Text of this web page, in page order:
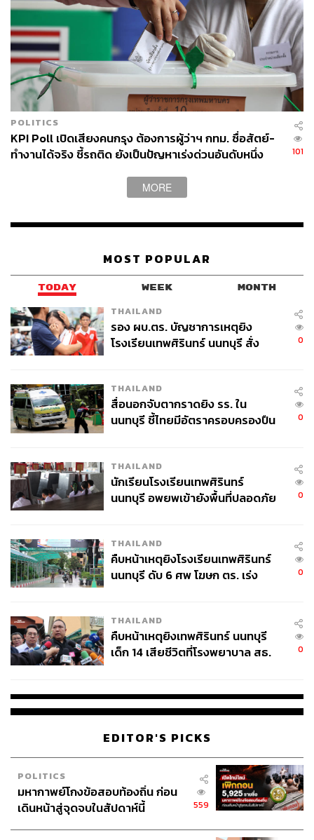
เป็นการสะท้อนว่าแนวคิดในการแก้ปัญหาของรัฐบาลทุกยุค
ทุกสมัยคือการแก้ปัญหาที่ปลายเหตุหรือการตั้งรับปัญหา
แทนที่จะแก้ที่ต้นเหตุของปัญหาเป็นหลัก ด้วยความรู้หรือไม่รู้
ว่า ปัญหาการตัดไม้ทำลายป่า การเปลี่ยนพื้นที่ป่าเป็นไร่
ข้าวโพด คือสาเหตุสำคัญของปัญหาหมอกควันพิษและน้ำ
ท่วมใหญ่ แต่ที่ผ่านมาเราแทบไม่ได้ยินข่าวเลยว่ารัฐบาลจะ
แก้ปัญหาการเผาป่าเพื่อเปลี่ยนเป็นพื้นที่ปลูกข้าวโพดได้
อย่างไร
ทั้งๆ ที่บทเรียนที่ผ่านมาชี้ให้เห็นชัดว่า การปกป้องป่าต้นน้ำ
คือแนวทางในการลดความเสี่ยงและความเสียหายจากน้ำ
ท่วม และปัญหาหมอกควันพิษ ที่ตรงจุดและยั่งยืนที่สุด
แนวทางการลดปัญหาน้ำท่วมและหมอกควันพิษโดยอาศัยวิธี
Solutions) ยังไม่ได้ถูกนำมาใช้ในกระบวนการบริหารจัดการ
ความเสี่ยงจากภัยพิบัติ เรายังแก้ปัญหาแบบแยกส่วน และใช้
งบประมาณมหาศาลไปกับการแก้ปัญหาที่ปลายเหตุคือการ
สร้างกำแพงหรือแนวป้องกันน้ำท่วม
แถมตอกย้ำด้วยการสร้างเขื่อนขนาดใหญ่ที่ต้องทำลายป่านับ
พันนับหมื่นไร่ ด้วยข้ออ้างคือสร้างเขื่อนป้องกันน้ำท่วม
TAGS: น้ำท่วม น้ำท่วมเชียงราย
ABOUT THE AUTHOR
ปัจจุบันเป็นนักเขียนและผู้ผลิตรายการสารคดี
POLITICS
KPI Poll เปิดเสียงคนกรุง ต้องการผู้ว่าฯ กทม. ซื่อสัตย์-
ทำงานได้จริง ชี้รถติด ยังเป็นปัญหาเร่งด่วนอันดับหนึ่ง
101
MORE
MOST POPULAR
TODAY WEEK MONTH
THAILAND
รอง ผบ.ตร. บัญชาการเหตุยิง
โรงเรียนเทพศิรินทร์ นนทบุรี สั่ง
0
THAILAND
สื่อนอกจับตากราดยิง รร. ใน
นนทบุรี ชี้ไทยมีอัตราครอบครองปืน
0
THAILAND
นักเรียนโรงเรียนเทพศิรินทร์
นนทบุรี อพยพเข้ายังพื้นที่ปลอดภัย
0
THAILAND
คืบหน้าเหตุยิงโรงเรียนเทพศิรินทร์
นนทบุรี ดับ 6 ศพ โฆษก ตร. เร่ง
0
THAILAND
คืบหน้าเหตุยิงเทพศิรินทร์ นนทบุรี
เด็ก 14 เสียชีวิตที่โรงพยาบาล สธ.
0
EDITOR'S PICKS
POLITICS
มหากาพย์โกงข้อสอบท้องถิ่น ก่อน
เดินหน้าสู่จุดจบในสัปดาห์นี้
559